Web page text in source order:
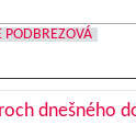
PODBREZOVÁ
dnešného